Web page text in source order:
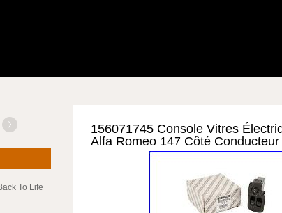
156071745 Console Vitres
Alfa Romeo 147 Côté Conducteur
To Life